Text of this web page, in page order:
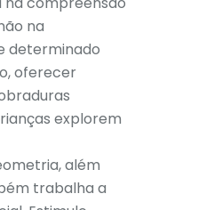
na
determinado
oferecer
explorem
além
trabalha a